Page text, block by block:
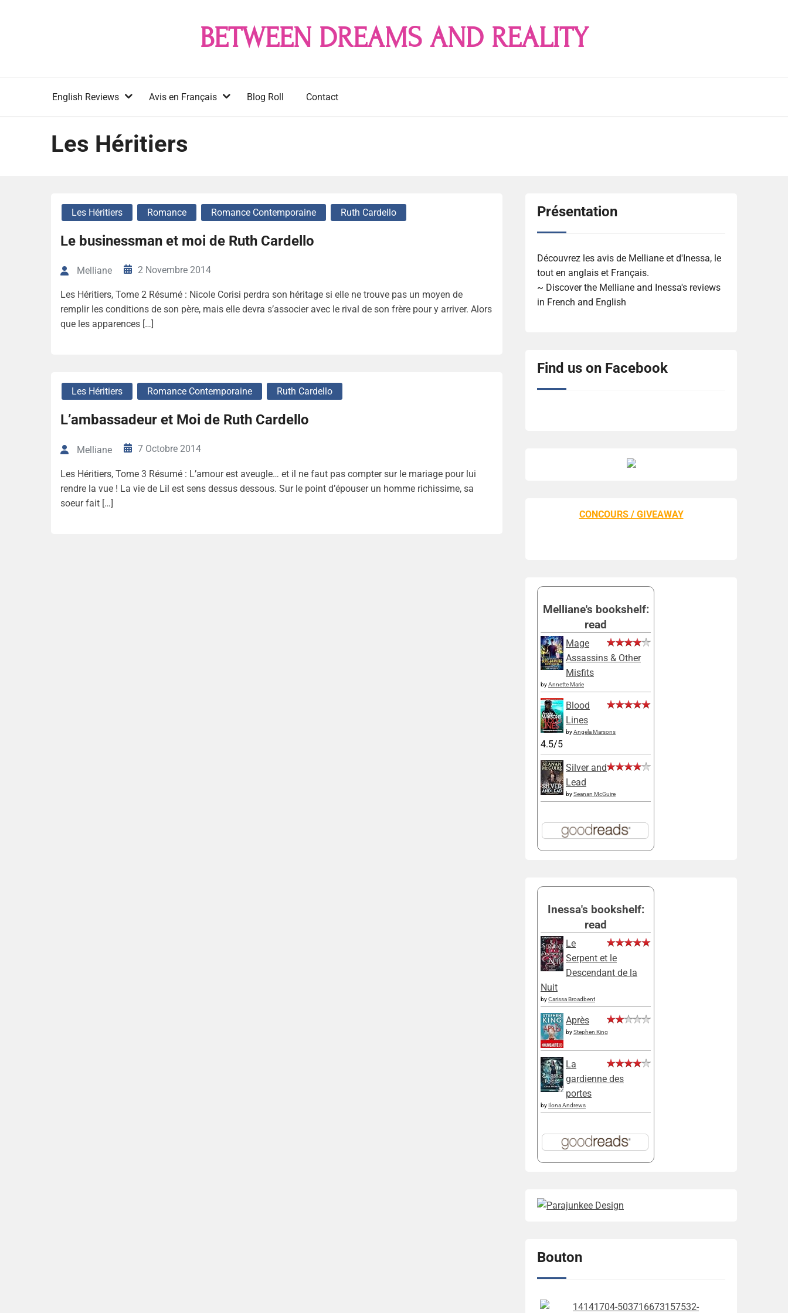
BETWEEN DREAMS AND REALITY
English Reviews Avis en Français Blog Roll Contact
Les Héritiers
Les Héritiers Romance Romance Contemporaine Ruth Cardello
Le businessman et moi de Ruth Cardello
Melliane 2 Novembre 2014
Les Héritiers, Tome 2 Résumé : Nicole Corisi perdra son héritage si elle ne trouve pas un moyen de
remplir les conditions de son père, mais elle devra s’associer avec le rival de son frère pour y arriver. Alors
que les apparences […]
Les Héritiers Romance Contemporaine Ruth Cardello
L’ambassadeur et Moi de Ruth Cardello
Melliane 7 Octobre 2014
Les Héritiers, Tome 3 Résumé : L’amour est aveugle… et il ne faut pas compter sur le mariage pour lui
rendre la vue ! La vie de Lil est sens dessus dessous. Sur le point d’épouser un homme richissime, sa
soeur fait […]
Présentation
Découvrez les avis de Melliane et d'Inessa, le
tout en anglais et Français.
~ Discover the Melliane and Inessa's reviews
in French and English
Find us on Facebook
CONCOURS / GIVEAWAY
Melliane's bookshelf:
read
Mage
Assassins & Other
Misfits
byAnnette Marie
Blood
Lines
byAngela Marsons
4.5/5
Silver and
Lead
bySeanan McGuire
Inessa's bookshelf:
read
Le
Serpent et le
Descendant de la
Nuit
byCarissa Broadbent
Après
byStephen King
La
gardienne des
portes
by Ilona Andrews
Bouton